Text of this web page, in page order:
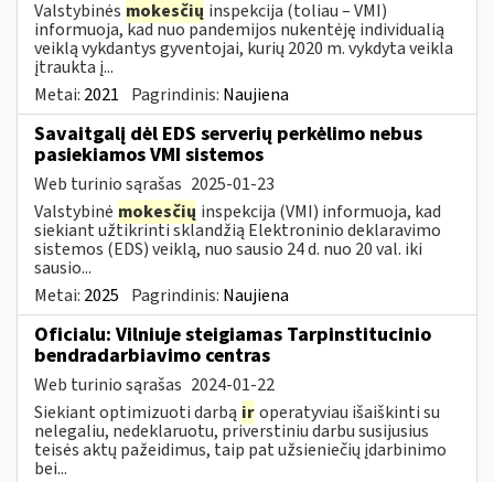
Valstybinės mokesčių inspekcija (toliau – VMI)
informuoja, kad nuo pandemijos nukentėję individualią
veiklą vykdantys gyventojai, kurių 2020 m. vykdyta veikla
įtraukta į...
Metai: 2021 Pagrindinis: Naujiena
Savaitgalį dėl EDS serverių perkėlimo nebus
pasiekiamos VMI sistemos
Web turinio sąrašas 2025-01-23
Valstybinė mokesčių inspekcija (VMI) informuoja, kad
siekiant užtikrinti sklandžią Elektroninio deklaravimo
sistemos (EDS) veiklą, nuo sausio 24 d. nuo 20 val. iki
sausio...
Metai: 2025 Pagrindinis: Naujiena
Oficialu: Vilniuje steigiamas Tarpinstitucinio
bendradarbiavimo centras
Web turinio sąrašas 2024-01-22
Siekiant optimizuoti darbą iroperatyviau išaiškinti su
nelegaliu, nedeklaruotu, priverstiniu darbu susijusius
teisės aktų pažeidimus, taip pat užsieniečių įdarbinimo
bei...